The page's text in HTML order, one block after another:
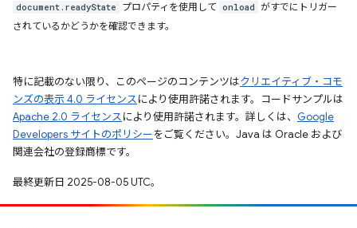
document.readyState プロパティを使用して onload がすでにトリガー
されているかどうかを確認できます。
特に記載のない限り、このページのコンテンツはクリエイティブ・コモ
ンズの表示 4.0 ライセンスにより使用許諾されます。コードサンプルは
Apache 2.0 ライセンスにより使用許諾されます。詳しくは、 Google
Developers サイトのポリシーをご覧ください。Java は Oracle および
関連会社の登録商標です。
最終更新日 2025-08-05 UTC。